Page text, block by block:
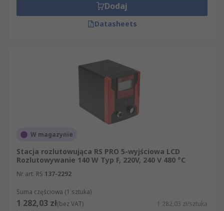
Dodaj
Datasheets
W magazynie
Stacja rozlutowująca RS PRO 5-wyjściowa LCD
Rozlutowywanie 140 W Typ F, 220V, 240 V 480 °C
Nr art. RS 137-2292
Suma częściowa (1 sztuka)
1 282,03 zł(bez VAT) 1 282,03 zł/sztuka